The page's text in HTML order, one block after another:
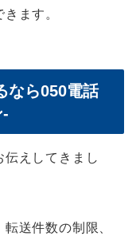
ます。
なら050電話
えしてきまし
送件数の制限、